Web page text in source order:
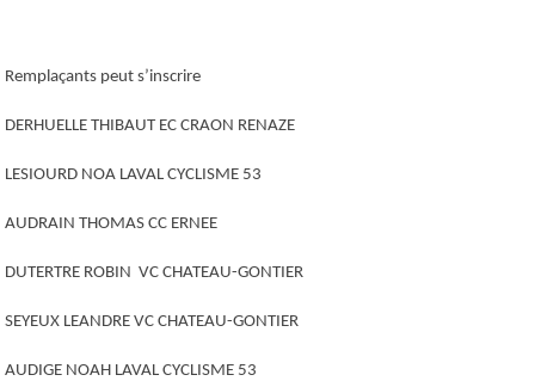
Remplaçants peut s’inscrire
DERHUELLE THIBAUT EC CRAON RENAZE
LESIOURD NOA LAVAL CYCLISME 53
AUDRAIN THOMAS CC ERNEE
DUTERTRE ROBIN VC CHATEAU-GONTIER
SEYEUX LEANDRE VC CHATEAU-GONTIER
AUDIGE NOAH LAVAL CYCLISME 53